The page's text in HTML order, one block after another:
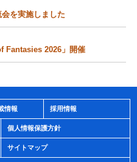
を実施しました
Fantasies 2026」開催
情報 採用情報
個人情報保護方針
サイトマップ